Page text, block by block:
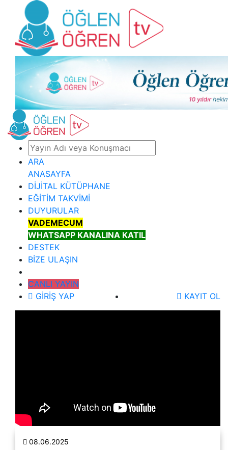
ARA
ANASAYFA
DİJİTAL KÜTÜPHANE
EĞİTİM TAKVİMİ
DUYURULAR
VADEMECUM
WHATSAPP KANALINA KATIL
DESTEK
BİZE ULAŞIN
CANLI YAYIN
GİRİŞ YAP
KAYIT OL
08.06.2025